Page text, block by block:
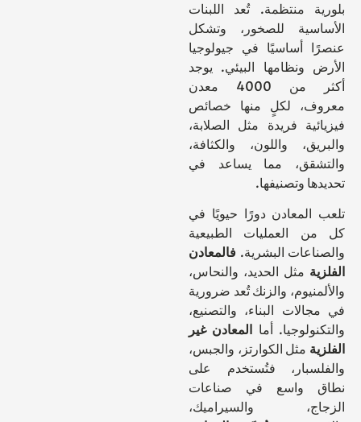
منتظمة. تُعد اللبنات
للصخور، وتشكل
أساسيًا في جيولوجيا
ونظامها البيئي. يوجد
أكثر من 4000 معدن
لكلٍ منها خصائص
فريدة مثل الصلابة،
واللون، والكثافة،
مما يساعد في
وتصنيفها.
دورًا حيويًا في
العمليات الطبيعية
البشرية.فالمعادن
مثل الحديد، والنحاس،
والزنك تُعد ضرورية
البناء، والتصنيع،
أماالمعادن غير
مثل الكوارتز، والجبس،
فتُستخدم على
واسع في صناعات
والسيراميك،